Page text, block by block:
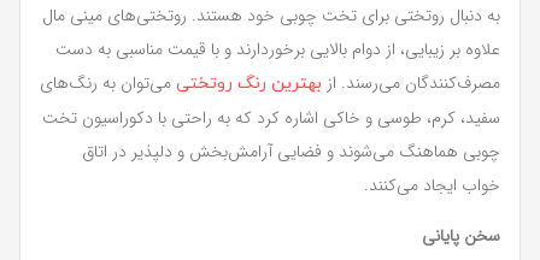
به دنبال روتختی برای تخت چوبی خود هستند. روتختی‌های مینی مال
علاوه بر زیبایی، از دوام بالایی برخوردارند و با قیمت مناسبی به دست
مصرف‌کنندگان می‌رسند. از بهترین رنگ روتختی می‌توان به رنگ‌های
سفید، کرم، طوسی و خاکی اشاره کرد که به راحتی با دکوراسیون تخت
چوبی هماهنگ می‌شوند و فضایی آرامش‌بخش و دلپذیر در اتاق
خواب ایجاد می‌کنند.
سخن پایانی